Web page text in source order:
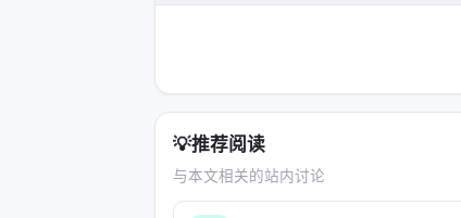
Output ：最终输出格式是否匹配
💡推荐阅读
与本文相关的站内讨论